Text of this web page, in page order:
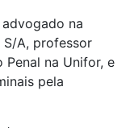
na
A, professor
Penal na Unifor, e
pela